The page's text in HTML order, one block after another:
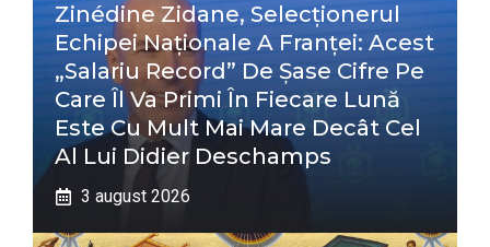
Zinédine Zidane, Selecționerul
Echipei Naționale A Franței: Acest
„salariu Record” De Șase Cifre Pe
Care Îl Va Primi În Fiecare Lună
Este Cu Mult Mai Mare Decât Cel
Al Lui Didier Deschamps
3 august 2026